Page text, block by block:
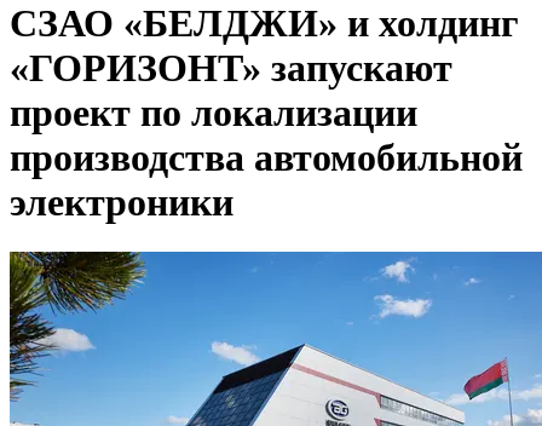
СЗАО «БЕЛДЖИ» и холдинг
«ГОРИЗОНТ» запускают
проект по локализации
производства автомобильной
электроники